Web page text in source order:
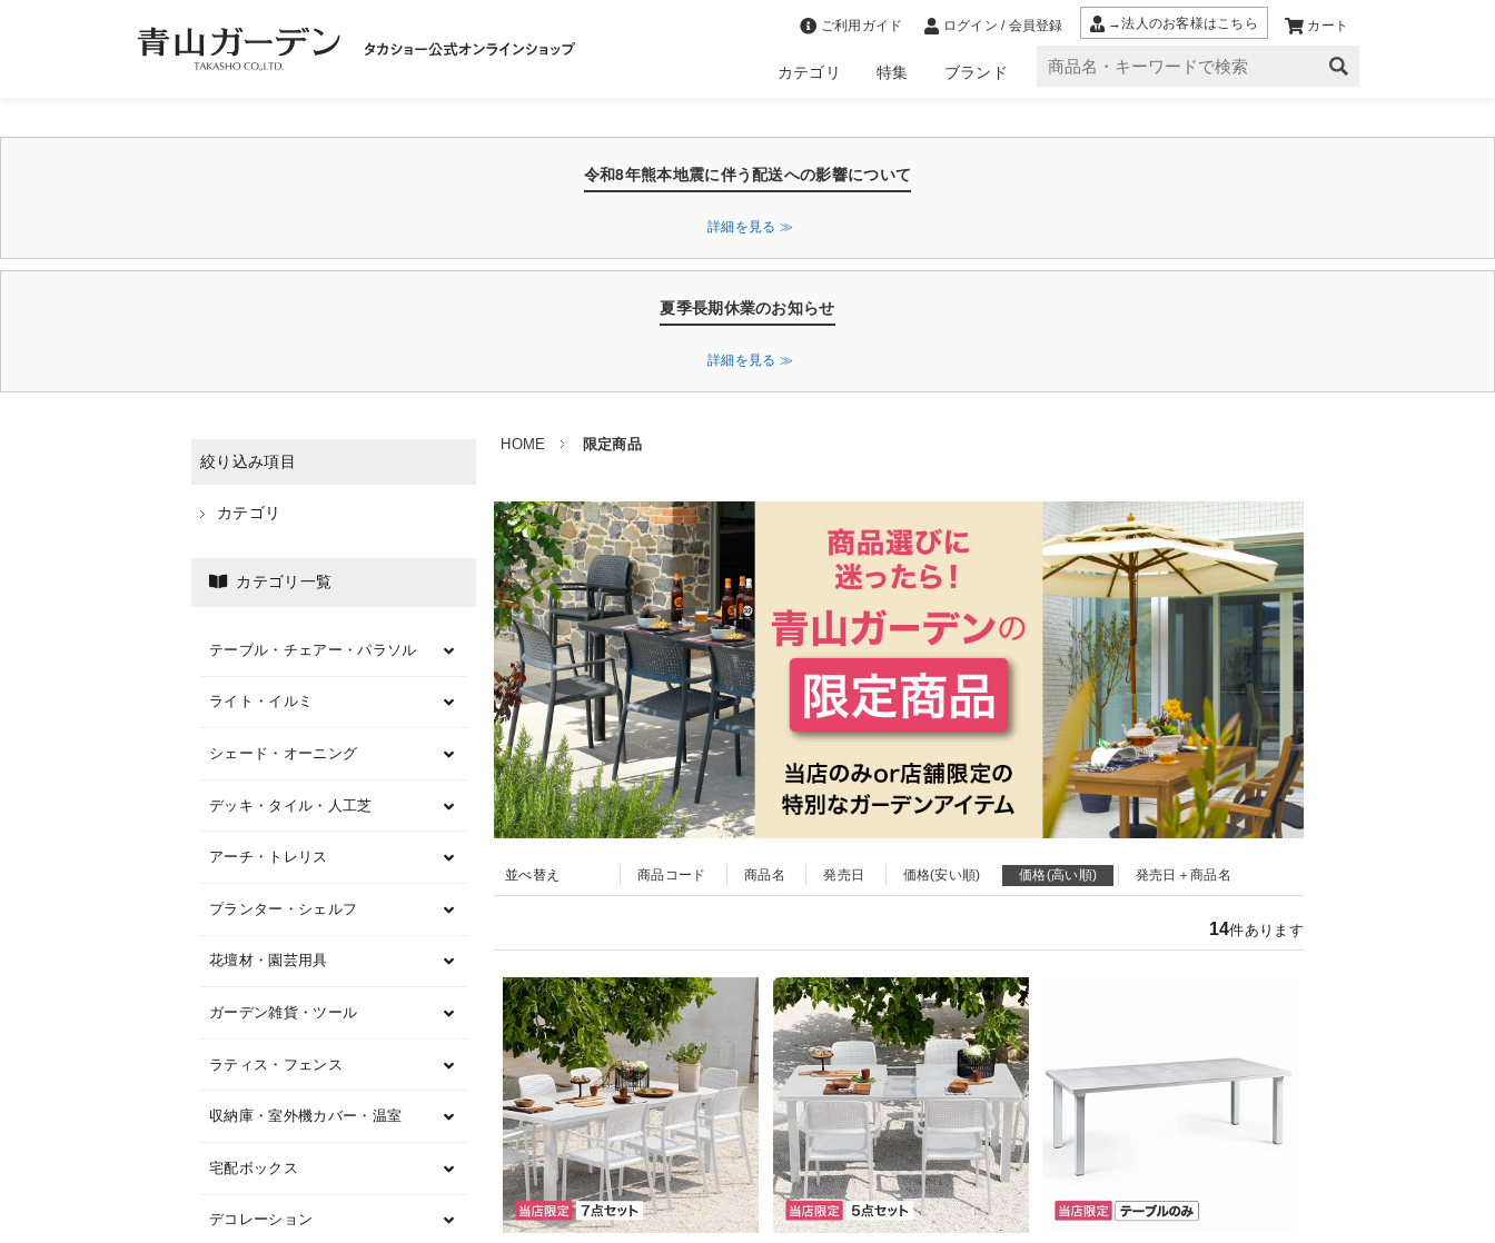
ご利用ガイド ログイン / 会員登録 →法人のお客様はこちら カート
カテゴリ 特集 ブランド
令和8年熊本地震に伴う配送への影響について
詳細を見る ≫
夏季長期休業のお知らせ
詳細を見る ≫
HOME 限定商品
並べ替え 商品コード 商品名 発売日 価格(安い順) 価格(高い順) 発売日＋商品名
14件あります
絞り込み項目
カテゴリ
カテゴリ一覧
テーブル・チェアー・パラソル
ライト・イルミ
シェード・オーニング
デッキ・タイル・人工芝
アーチ・トレリス
プランター・シェルフ
花壇材・園芸用具
ガーデン雑貨・ツール
ラティス・フェンス
収納庫・室外機カバー・温室
宅配ボックス
デコレーション